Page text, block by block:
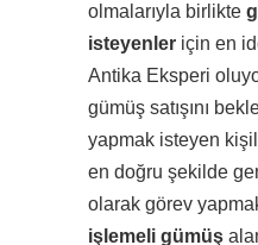
olmalarıyla birlikte
isteyenler için en
Antika Eksperi
gümüş satışını
yapmak isteyen
en doğru şekilde
olarak görev
işlemeli gümüş